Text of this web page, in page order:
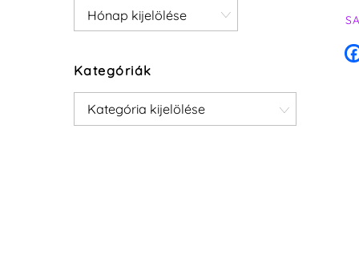
Archívum
Kategóriák
Kategóriák